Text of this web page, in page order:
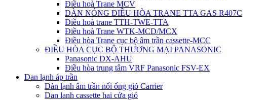
Điều hoà Trane MCV
DÀN NÓNG ĐIỀU HÒA TRANE TTA GAS R407C
Điều hoà trane TTH-TWE-TTA
Điều hoà Trane WTK-MCD/MCX
Điều hòa Trane cục bộ âm trần cassette-MCC
ĐIỀU HÒA CỤC BỘ THƯƠNG MẠI PANASONIC
Panasonic DX-AHU
Điều hòa trung tâm VRF Panasonic FSV-EX
Dan lạnh áp trần
Dàn lạnh âm trần nối ống gió Carrier
Dan lanh cassette hai cửa gió